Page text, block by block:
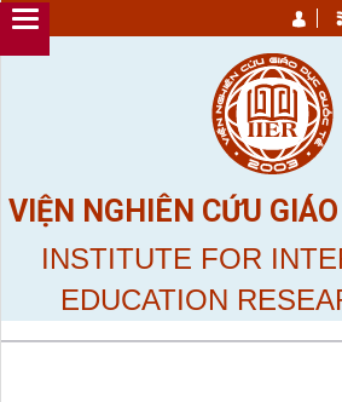
VIỆN NGHIÊN CỨU
INSTITUTE FOR
EDUCATION